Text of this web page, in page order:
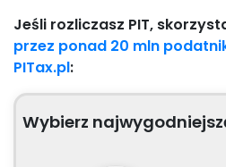
Jeśli rozliczasz PIT,
przez ponad 20 mln
PITax.pl:
Wybierz